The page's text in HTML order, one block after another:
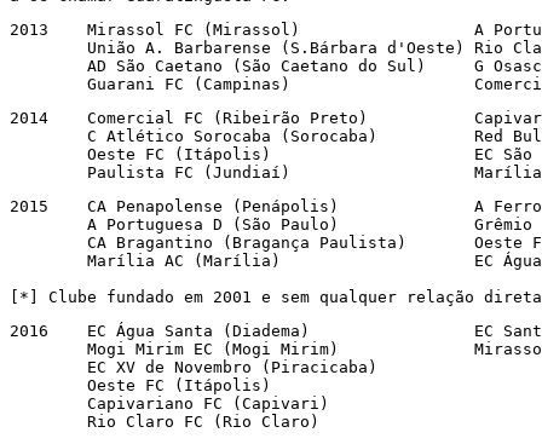
2013    Mirassol FC (Mirassol)                  A
União A. Barbarense (S.Bárbara d'Oeste) Rio
AD São Caetano (São Caetano do Sul)     G
Guarani FC (Campinas)
2014    Comercial FC (Ribeirão Preto)
C Atlético Sorocaba (Sorocaba)          Red
Oeste FC (Itápolis)                     EC São
Paulista FC (Jundiaí)
2015    CA Penapolense (Penápolis)              A
A Portuguesa D (São Paulo)
CA Bragantino (Bragança Paulista)       Oeste
Marília AC (Marília)                    EC
[*] Clube fundado em 2001 e sem qualquer relação
2016    EC Água Santa (Diadema)                 EC
Mogi Mirim EC (Mogi Mirim)
        EC XV de Novembro (Piracicaba)
        Oeste FC (Itápolis)
        Capivariano FC (Capivari)
        Rio Claro FC (Rio Claro)